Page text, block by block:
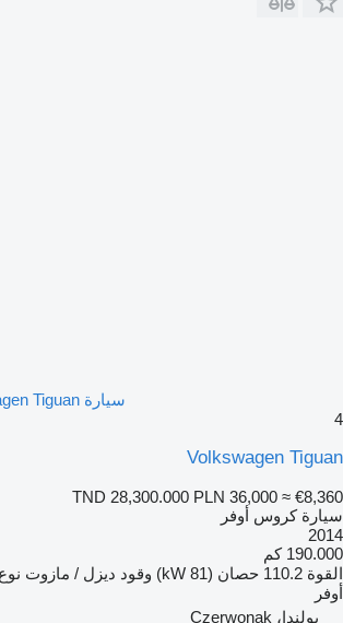
سيارة Volkswagen Tiguan
4
Volkswagen Tiguan
TND 28,300.000 PLN 36,000 ≈ €8,360
سيارة كروس أوفر
2014
190.000 كم
القوة 110.2 حصان (81 kW) وقود ديزل / مازوت
أوفر
بولندا، Czerwonak